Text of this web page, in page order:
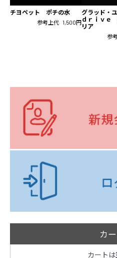
チヨペット ポチの水
参考上代 1,500円
グラッド・
ｄｒｉｖｅ
リア
参
カ
カート